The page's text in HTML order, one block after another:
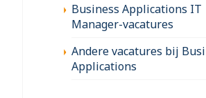
Business Applications IT
Manager-vacatures
Andere vacatures bij
Applications